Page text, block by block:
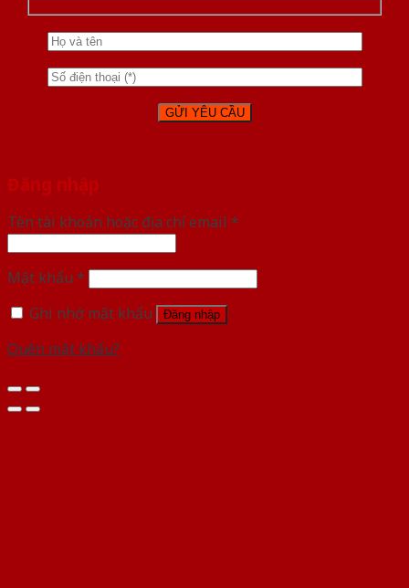
Đăng nhập
Tên tài khoản hoặc địa chỉ email *
Mật khẩu *
Ghi nhớ mật khẩu
Đăng nhập
Quên mật khẩu?